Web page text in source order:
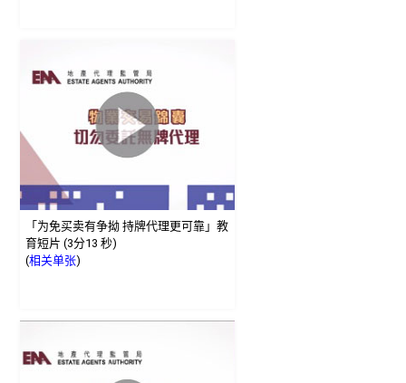
「为免买卖有争拗 持牌代理更可靠」教
育短片 (3分13 秒)
(相关单张)